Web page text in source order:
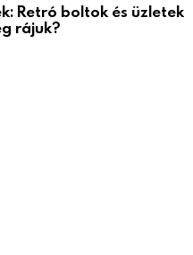
Retró boltok és üzletek
rájuk?